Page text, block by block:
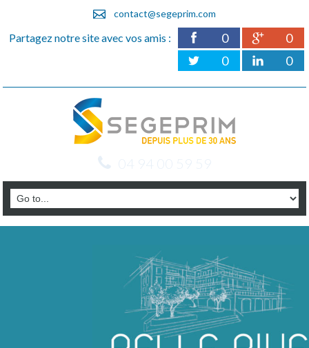
contact@segeprim.com
Partagez notre site avec vos amis : 0
0
0
0
04 94 00 59 59